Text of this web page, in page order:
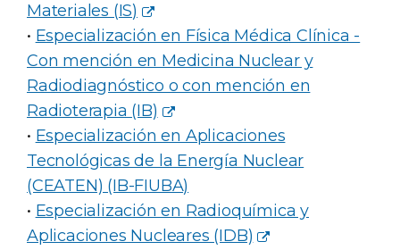
Materiales (IS)
• Especialización en Física Médica Clínica -
Con mención en Medicina Nuclear y
Radiodiagnóstico o con mención en
Radioterapia (IB)
• Especialización en Aplicaciones
Tecnológicas de la Energía Nuclear
(CEATEN) (IB-FIUBA)
• Especialización en Radioquímica y
Aplicaciones Nucleares (IDB)